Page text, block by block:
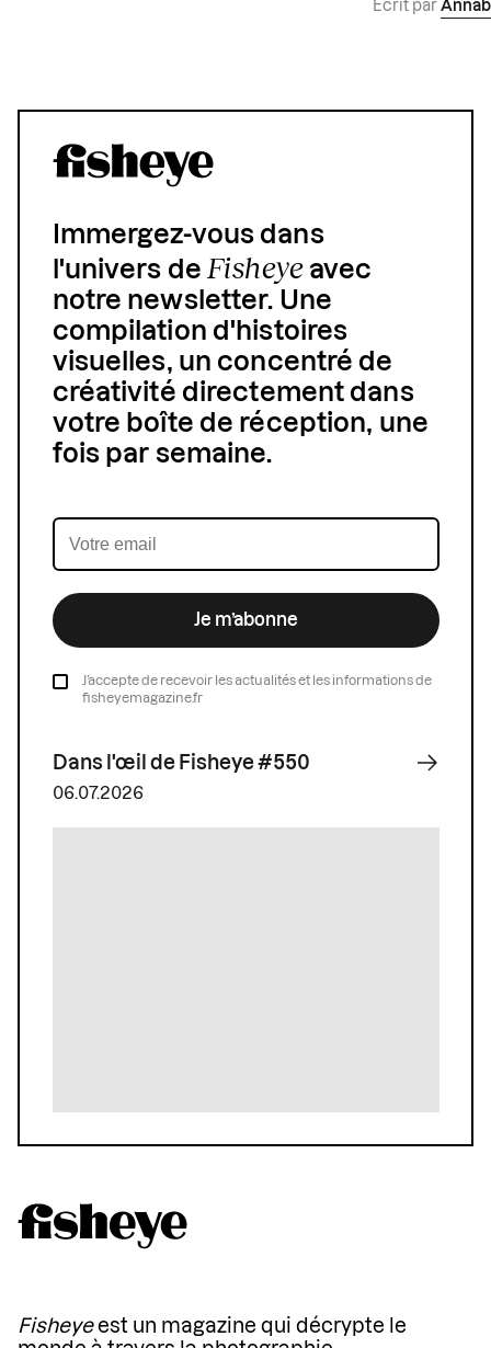
Écrit par
Immergez-vous dans
l'univers deFisheyeavec
notre newsletter. Une
compilation d'histoires
visuelles, un concentré de
créativité directement dans
votre boîte de réception, une
fois par semaine.
Je m’abonne
J’accepte de recevoir les actualités et les informations de
fisheyemagazine.fr
Dans l'œil de Fisheye #550
06.07.2026
Fisheyeest un magazine qui décrypte le